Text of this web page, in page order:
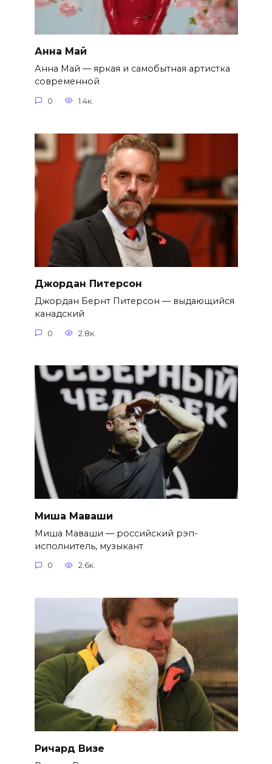
Анна Май
Анна Май — яркая и самобытная артистка
современной
0 1.4к.
Джордан Питерсон
Джордан Бернт Питерсон — выдающийся
канадский
0 2.8к.
Миша Маваши
Миша Маваши — российский рэп-
исполнитель, музыкант
0 2.6к.
Ричард Визе